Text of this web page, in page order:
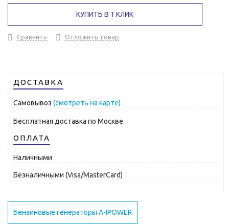
КУПИТЬ В 1 КЛИК
Сравнить Отложить товар
ДОСТАВКА
Самовывоз (смотреть на карте)
Бесплатная доставка по Москве.
ОПЛАТА
Наличными
Безналичными (Visa/MasterCard)
Бензиновые генераторы A-IPOWER